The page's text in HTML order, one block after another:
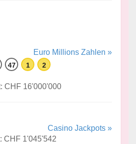
Euro Millions Zahlen »
47 1 2
CHF 16'000'000
Casino Jackpots »
CHF 1'045'542